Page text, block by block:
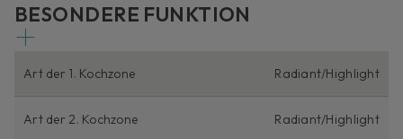
BESONDERE FUNKTION
Art der 1. Kochzone Radiant/Highlight
Art der 2. Kochzone Radiant/Highlight